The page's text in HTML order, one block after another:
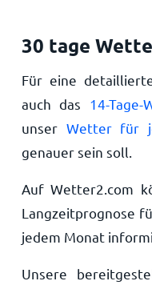
30 tage
Für eine
auch das 14-
unser Wetter für
genauer sein soll.
Auf Wetter2.com
Langzeitprognose
jedem Monat
Unsere